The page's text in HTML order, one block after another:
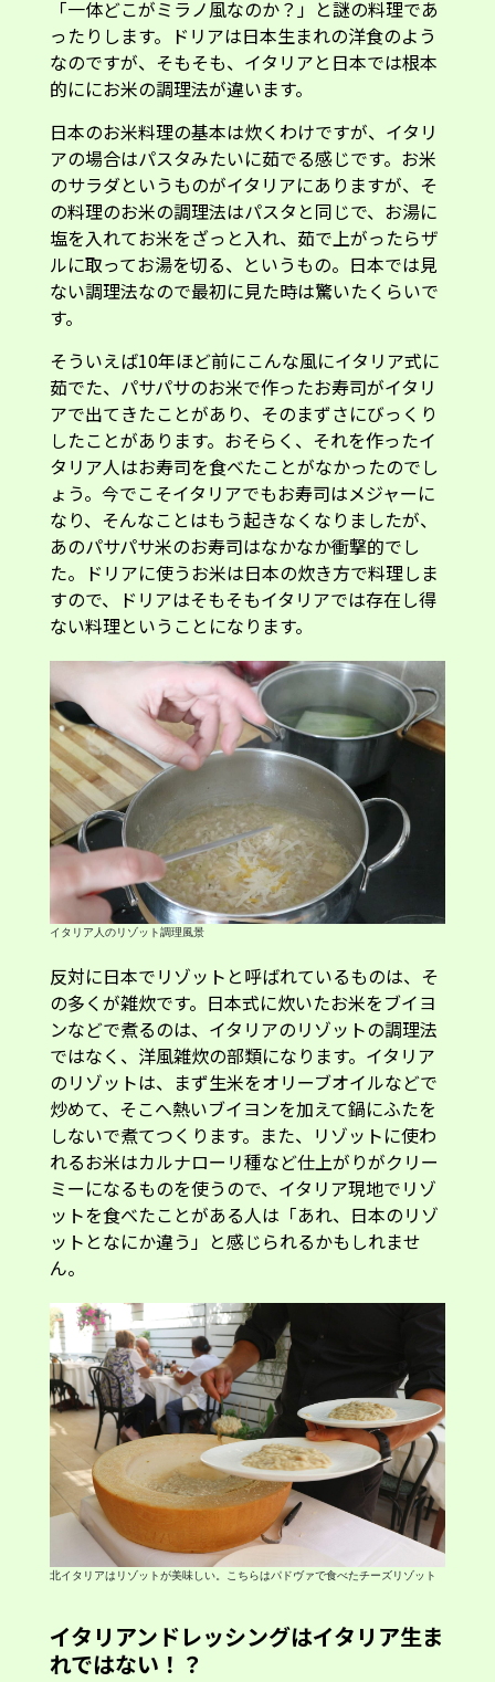
「一体どこがミラノ風なのか？」と謎の料理であ
ったりします。ドリアは日本生まれの洋食のよう
なのですが、そもそも、イタリアと日本では根本
的ににお米の調理法が違います。
日本のお米料理の基本は炊くわけですが、イタリ
アの場合はパスタみたいに茹でる感じです。お米
のサラダというものがイタリアにありますが、そ
の料理のお米の調理法はパスタと同じで、お湯に
塩を入れてお米をざっと入れ、茹で上がったらザ
ルに取ってお湯を切る、というもの。日本では見
ない調理法なので最初に見た時は驚いたくらいで
す。
そういえば10年ほど前にこんな風にイタリア式に
茹でた、パサパサのお米で作ったお寿司がイタリ
アで出てきたことがあり、そのまずさにびっくり
したことがあります。おそらく、それを作ったイ
タリア人はお寿司を食べたことがなかったのでし
ょう。今でこそイタリアでもお寿司はメジャーに
なり、そんなことはもう起きなくなりましたが、
あのパサパサ米のお寿司はなかなか衝撃的でし
た。ドリアに使うお米は日本の炊き方で料理しま
すので、ドリアはそもそもイタリアでは存在し得
ない料理ということになります。
イタリア人のリゾット調理風景
反対に日本でリゾットと呼ばれているものは、そ
の多くが雑炊です。日本式に炊いたお米をブイヨ
ンなどで煮るのは、イタリアのリゾットの調理法
ではなく、洋風雑炊の部類になります。イタリア
のリゾットは、まず生米をオリーブオイルなどで
炒めて、そこへ熱いブイヨンを加えて鍋にふたを
しないで煮てつくります。また、リゾットに使わ
れるお米はカルナローリ種など仕上がりがクリー
ミーになるものを使うので、イタリア現地でリゾ
ットを食べたことがある人は「あれ、日本のリゾ
ットとなにか違う」と感じられるかもしれませ
ん。
北イタリアはリゾットが美味しい。こちらはパドヴァで食べたチーズリゾット
イタリアンドレッシングはイタリア生ま
れではない！？